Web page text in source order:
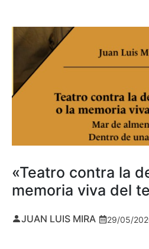
«Teatro contra la
memoria viva del
JUAN LUIS MIRA 29/05/